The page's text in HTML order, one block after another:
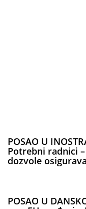
POSAO U
Potrebni radnici
dozvole
POSAO U